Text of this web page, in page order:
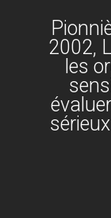
2002,
les